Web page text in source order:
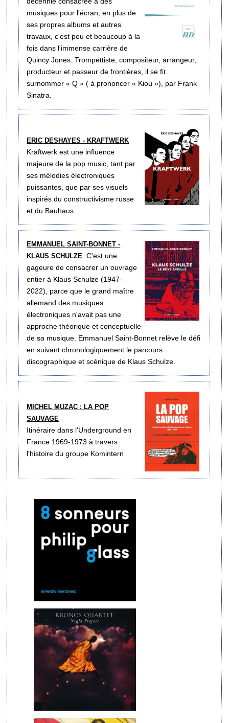
musiques pour l'écran, en plus de
ses propres albums et autres
travaux, c'est peu et beaucoup à la
fois dans l'immense carrière de
Quincy Jones. Trompettiste, compositeur, arrangeur,
producteur et passeur de frontières, il se fit
surnommer « Q » ( à prononcer « Kiou »), par Frank
Sinatra.
ERIC DESHAYES - KRAFTWERK
Kraftwerk est une influence
majeure de la pop music, tant par
ses mélodies électroniques
puissantes, que par ses visuels
inspirés du constructivisme russe
et du Bauhaus.
EMMANUEL SAINT-BONNET -
KLAUS SCHULZE . C'est une
gageure de consacrer un ouvrage
entier à Klaus Schulze (1947-
2022), parce que le grand maître
allemand des musiques
électroniques n'avait pas une
approche théorique et conceptuelle
de sa musique. Emmanuel Saint-Bonnet relève le défi
en suivant chronologiquement le parcours
discographique et scénique de Klaus Schulze.
MICHEL MUZAC : LA POP
SAUVAGE
Itinéraire dans l'Underground en
France 1969-1973 à travers
l'histoire du groupe Komintern